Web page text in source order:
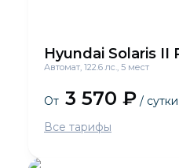
Hyundai Solaris II
Автомат, 122.6 лс., 5 мест
От 3 570 ₽ / сутки
Все тарифы